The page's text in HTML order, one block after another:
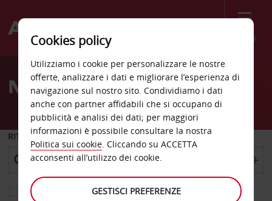
Menù
Welcome
AvisNoleggio auto Husavik
RITIRO DA
Scegli una località di riconsegna diversa
Cookies policy
Utilizziamo i cookie per personalizzare le nostre
offerte, analizzare i dati e migliorare l’esperienza di
navigazione sul nostro sito. Condividiamo i dati
anche con partner affidabili che si occupano di
pubblicità e analisi dei dati; per maggiori
informazioni è possibile consultare la nostra
Politica sui cookie. Cliccando su ACCETTA
acconsenti all’utilizzo dei cookie.
GESTISCI PREFERENZE